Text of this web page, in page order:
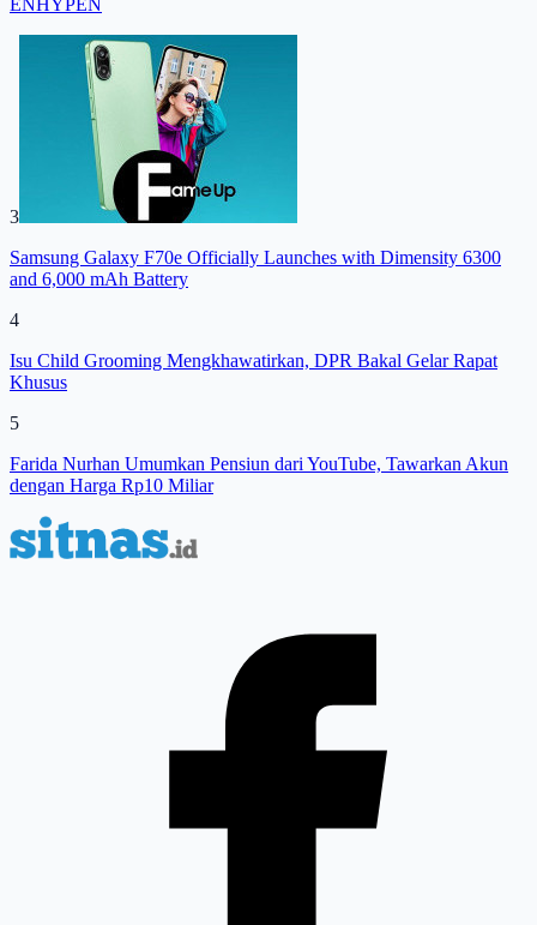
ENHYPEN
3
Samsung Galaxy F70e Officially Launches with Dimensity 6300
and 6,000 mAh Battery
4
Isu Child Grooming Mengkhawatirkan, DPR Bakal Gelar Rapat
Khusus
5
Farida Nurhan Umumkan Pensiun dari YouTube, Tawarkan Akun
dengan Harga Rp10 Miliar